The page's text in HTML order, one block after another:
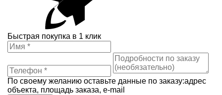
Быстрая покупка в 1 клик
По своему желанию оставьте данные по заказу:адрес
объекта, площадь заказа, e-mail